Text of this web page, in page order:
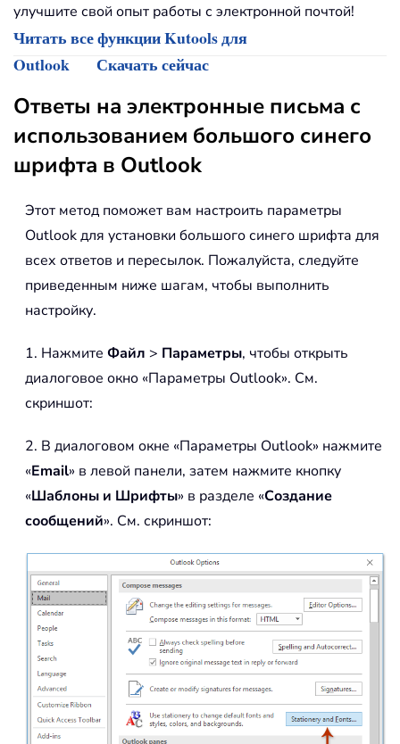
улучшите свой опыт работы с электронной почтой!
Читать все функции Kutools для
Outlook
Скачать сейчас
Ответы на электронные письма с
использованием большого синего
шрифта в Outlook
Этот метод поможет вам настроить параметры
Outlook для установки большого синего шрифта для
всех ответов и пересылок. Пожалуйста, следуйте
приведенным ниже шагам, чтобы выполнить
настройку.
1. Нажмите Файл > Параметры, чтобы открыть
диалоговое окно «Параметры Outlook». См.
скриншот:
2. В диалоговом окне «Параметры Outlook» нажмите
«Email» в левой панели, затем нажмите кнопку
«Шаблоны и Шрифты» в разделе «Создание
сообщений». См. скриншот: